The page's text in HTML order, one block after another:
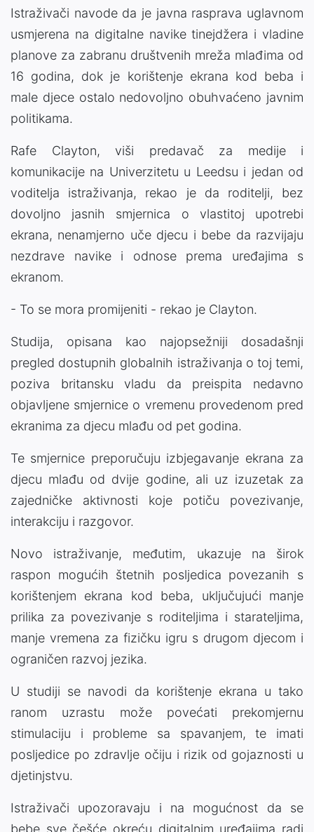
Istraživači navode da je javna rasprava uglavnom
usmjerena na digitalne navike tinejdžera i vladine
planove za zabranu društvenih mreža mlađima od
16 godina, dok je korištenje ekrana kod beba i
male djece ostalo nedovoljno obuhvaćeno javnim
politikama.
Rafe Clayton, viši predavač za medije i
komunikacije na Univerzitetu u Leedsu i jedan od
voditelja istraživanja, rekao je da roditelji, bez
dovoljno jasnih smjernica o vlastitoj upotrebi
ekrana, nenamjerno uče djecu i bebe da razvijaju
nezdrave navike i odnose prema uređajima s
ekranom.
- To se mora promijeniti - rekao je Clayton.
Studija, opisana kao najopsežniji dosadašnji
pregled dostupnih globalnih istraživanja o toj temi,
poziva britansku vladu da preispita nedavno
objavljene smjernice o vremenu provedenom pred
ekranima za djecu mlađu od pet godina.
Te smjernice preporučuju izbjegavanje ekrana za
djecu mlađu od dvije godine, ali uz izuzetak za
zajedničke aktivnosti koje potiču povezivanje,
interakciju i razgovor.
Novo istraživanje, međutim, ukazuje na širok
raspon mogućih štetnih posljedica povezanih s
korištenjem ekrana kod beba, uključujući manje
prilika za povezivanje s roditeljima i starateljima,
manje vremena za fizičku igru s drugom djecom i
ograničen razvoj jezika.
U studiji se navodi da korištenje ekrana u tako
ranom uzrastu može povećati prekomjernu
stimulaciju i probleme sa spavanjem, te imati
posljedice po zdravlje očiju i rizik od gojaznosti u
djetinjstvu.
Istraživači upozoravaju i na mogućnost da se
bebe sve češće okreću digitalnim uređajima radi